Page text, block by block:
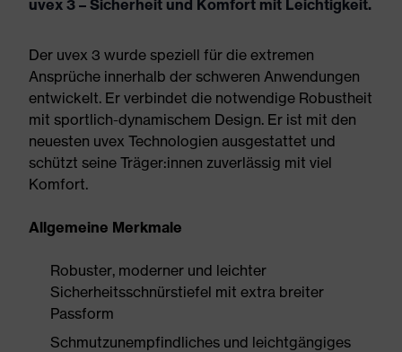
uvex 3 – Sicherheit und Komfort mit Leichtigkeit.
Der uvex 3 wurde speziell für die extremen
Ansprüche innerhalb der schweren Anwendungen
entwickelt. Er verbindet die notwendige Robustheit
mit sportlich-dynamischem Design. Er ist mit den
neuesten uvex Technologien ausgestattet und
schützt seine Träger:innen zuverlässig mit viel
Komfort.
Allgemeine Merkmale
Robuster, moderner und leichter
Sicherheitsschnürstiefel mit extra breiter
Passform
Schmutzunempfindliches und leichtgängiges